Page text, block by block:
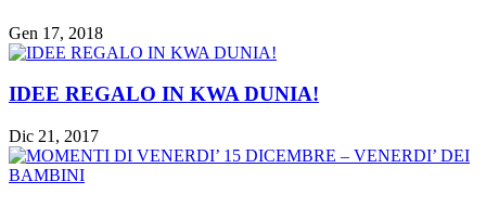
Gen 17, 2018
IDEE REGALO IN KWA DUNIA!
Dic 21, 2017